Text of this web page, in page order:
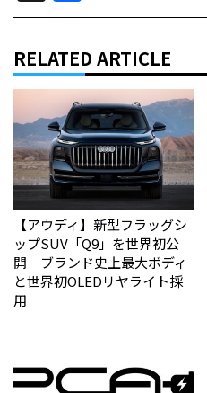
RELATED ARTICLE
【アウディ】新型フラッグシ
ップSUV「Q9」を世界初公
開 ブランド史上最大ボディ
と世界初OLEDリヤライト採
用